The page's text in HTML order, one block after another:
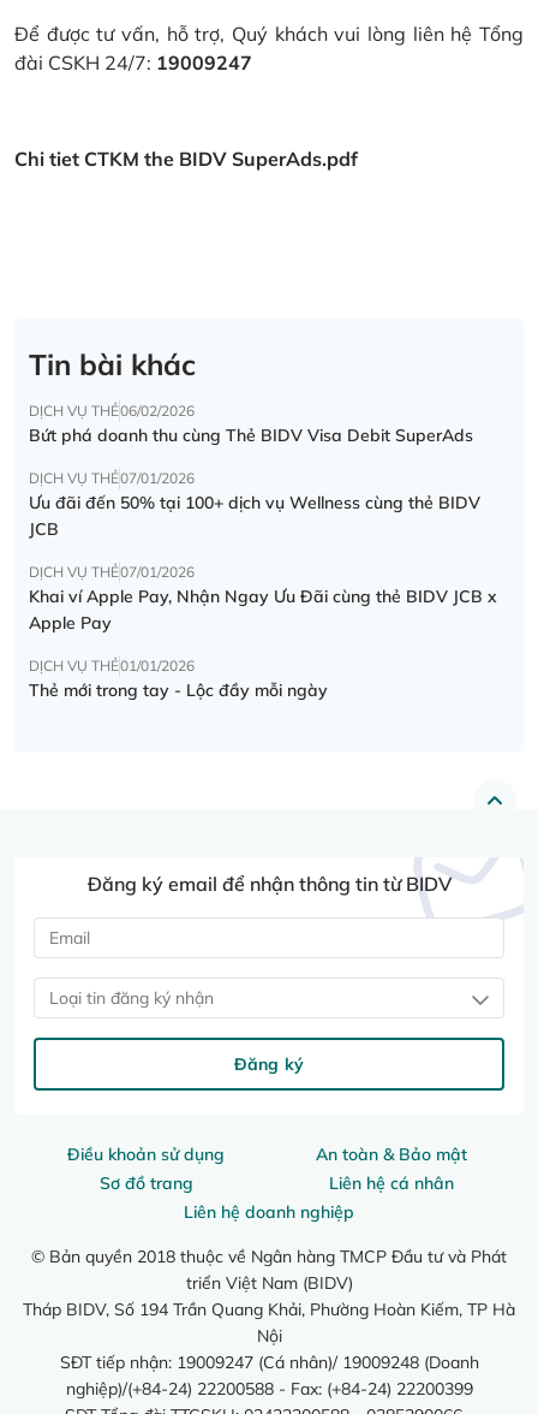
Để được tư vấn, hỗ trợ, Quý khách vui lòng liên hệ Tổng
đài CSKH 24/7: 19009247
Chi tiet CTKM the BIDV SuperAds.pdf
Tin bài khác
DỊCH VỤ THẺ06/02/2026
Bứt phá doanh thu cùng Thẻ BIDV Visa Debit SuperAds
DỊCH VỤ THẺ07/01/2026
Ưu đãi đến 50% tại 100+ dịch vụ Wellness cùng thẻ BIDV
JCB
DỊCH VỤ THẺ07/01/2026
Khai ví Apple Pay, Nhận Ngay Ưu Đãi cùng thẻ BIDV JCB x
Apple Pay
DỊCH VỤ THẺ01/01/2026
Thẻ mới trong tay - Lộc đầy mỗi ngày
Điều khoản sử dụng
An toàn & Bảo mật
Sơ đồ trang
Liên hệ cá nhân
Liên hệ doanh nghiệp
© Bản quyền 2018 thuộc về Ngân hàng TMCP Đầu tư và Phát
triển Việt Nam (BIDV)
Tháp BIDV, Số 194 Trần Quang Khải, Phường Hoàn Kiếm, TP Hà
Nội
SĐT tiếp nhận: 19009247 (Cá nhân)/ 19009248 (Doanh
nghiệp)/(+84-24) 22200588 - Fax: (+84-24) 22200399
Đăng ký email để nhận thông tin từ BIDV
Loại tin đăng ký nhận
Đăng ký